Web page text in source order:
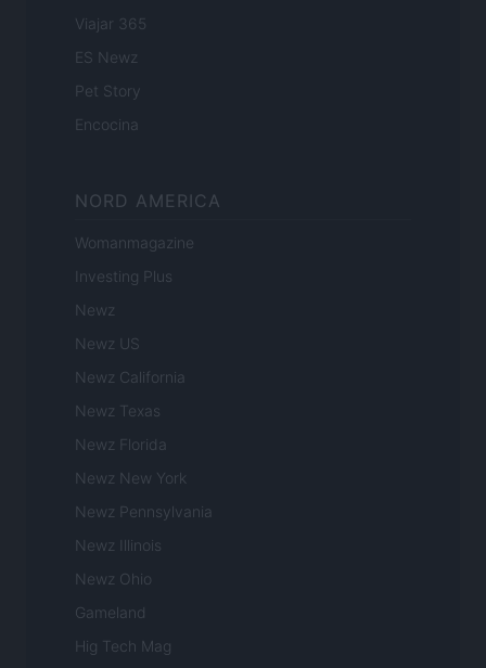
Viajar 365
ES Newz
Pet Story
Encocina
NORD AMERICA
Womanmagazine
Investing Plus
Newz
Newz US
Newz California
Newz Texas
Newz Florida
Newz New York
Newz Pennsylvania
Newz Illinois
Newz Ohio
Gameland
Hig Tech Mag